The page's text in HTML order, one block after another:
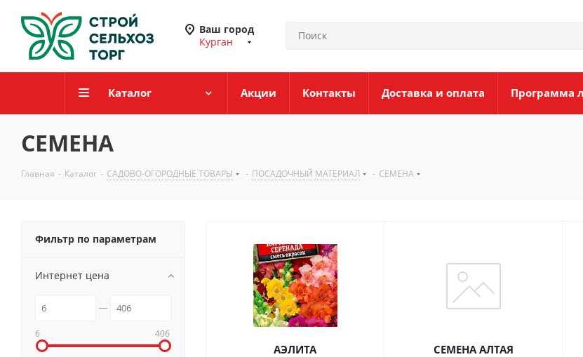
Ваш город
Курган
Каталог Акции Контакты Доставка и оплата Программа
СЕМЕНА
Главная - Каталог - САДОВО-ОГОРОДНЫЕ ТОВАРЫ - ПОСАДОЧНЫЙ МАТЕРИАЛ - СЕМЕНА
АЭЛИТА СЕМЕНА АЛТАЯ
Фильтр по параметрам
Интернет цена
6 406